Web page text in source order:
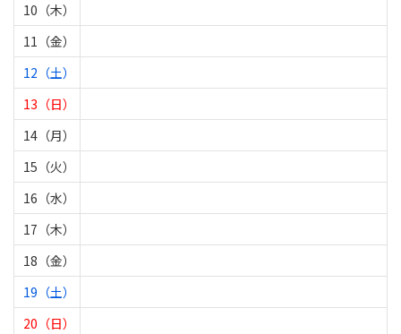
10（木）
11（金）
12（土）
13（日）
14（月）
15（火）
16（水）
17（木）
18（金）
19（土）
20（日）